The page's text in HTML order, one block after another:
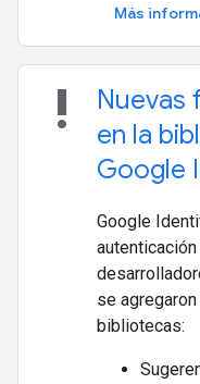
Más
priority_high
Nuevas
en la
Google
Google
se
bibliotecas: